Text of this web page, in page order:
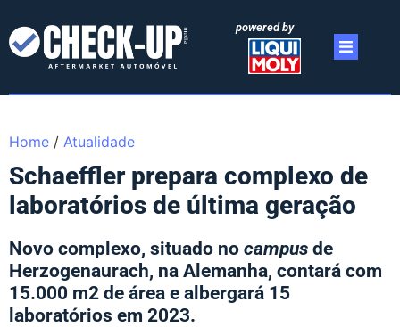
powered by
Home / Atualidade
Schaeffler prepara complexo de
laboratórios de última geração
Novo complexo, situado no campus de
Herzogenaurach, na Alemanha, contará com
15.000 m2 de área e albergará 15
laboratórios em 2023.